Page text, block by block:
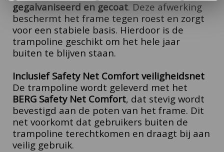
gegalvaniseerd en gecoat. Deze afwerking
beschermt het frame tegen roest en zorgt
voor een stabiele basis. Hierdoor is de
trampoline geschikt om het hele jaar
buiten te blijven staan.
Inclusief Safety Net Comfort veiligheidsnet
De trampoline wordt geleverd met het
BERG Safety Net Comfort, dat stevig wordt
bevestigd aan de poten van het frame. Dit
net voorkomt dat gebruikers buiten de
trampoline terechtkomen en draagt bij aan
veilig gebruik.